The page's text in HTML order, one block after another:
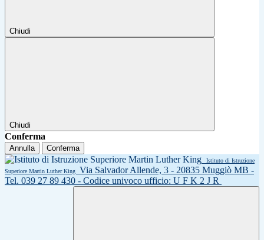
Chiudi
Chiudi
Conferma
Annulla Conferma
Istituto di Istruzione
Superiore Martin Luther King
Via Salvador Allende, 3 - 20835 Muggiò MB -
Tel. 039 27 89 430 - Codice univoco ufficio: U F K 2 J R